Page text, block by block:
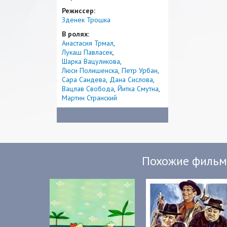
Режиссер:
Зденек Трошка
В ролях:
Анастасия Трмал
Лукаш Павласек
Шарка Вацуликова
Люси Полишенска Петр Урбан
Сара Сандева Дана Сислова
Вацлав Свобода Йитка Смутна
Мартин Странский
Похожие